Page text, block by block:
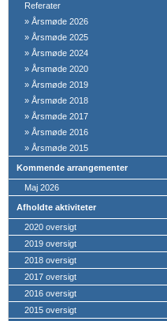
Referater
» Årsmøde 2026
» Årsmøde 2025
» Årsmøde 2024
» Årsmøde 2020
» Årsmøde 2019
» Årsmøde 2018
» Årsmøde 2017
» Årsmøde 2016
» Årsmøde 2015
Kommende arrangementer
Maj 2026
Afholdte aktiviteter
2020 oversigt
2019 oversigt
2018 oversigt
2017 oversigt
2016 oversigt
2015 oversigt